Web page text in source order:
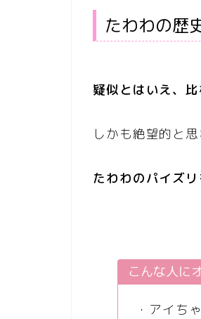
たわわの歴
疑似とはいえ、
しかも絶望的と思
たわわのパイズ
こんな人に
・アイち